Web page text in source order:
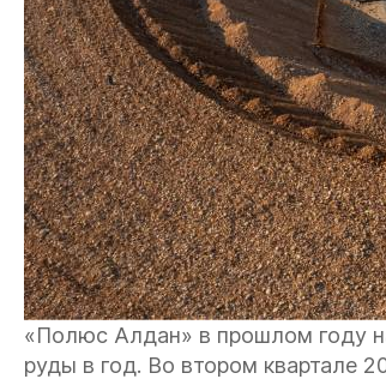
«Полюс Алдан» в прошлом году
руды в год. Во втором квартале